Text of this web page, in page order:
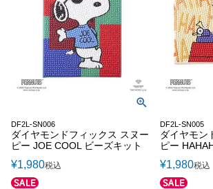
DF2L-SN006
ダイヤモンドフィックス スヌー
ピー JOE COOL ビーズキット
¥1,980税込
DF2L-SN005
ダイヤモン
ピー
¥1,980税込